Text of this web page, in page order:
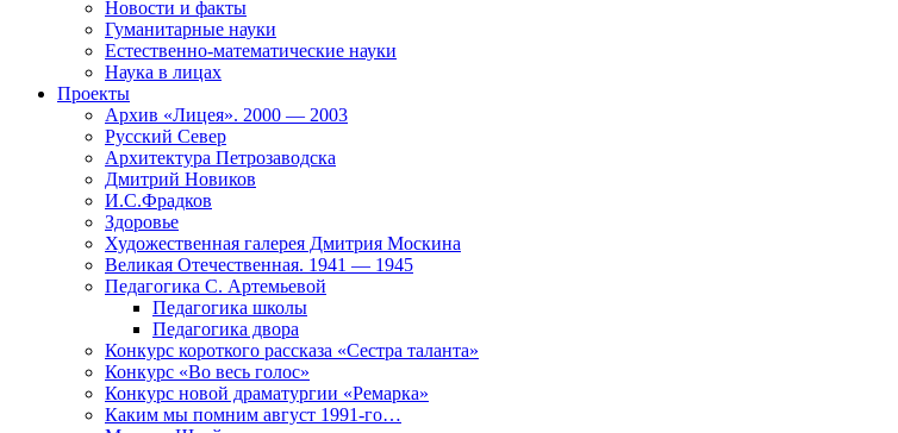
Новости и факты
Гуманитарные науки
Естественно-математические науки
Наука в лицах
Проекты
Архив «Лицея». 2000 — 2003
Русский Север
Архитектура Петрозаводска
Дмитрий Новиков
И.С.Фрадков
Здоровье
Художественная галерея Дмитрия Москина
Великая Отечественная. 1941 — 1945
Педагогика С. Артемьевой
Педагогика школы
Педагогика двора
Конкурс короткого рассказа «Сестра таланта»
Конкурс «Во весь голос»
Конкурс новой драматургии «Ремарка»
Каким мы помним август 1991-го…